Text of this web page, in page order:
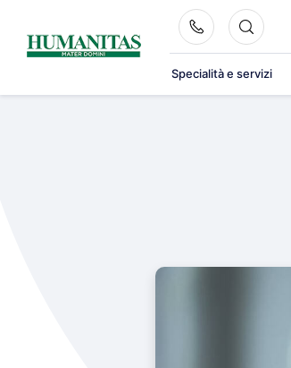
content
Specialità e servizi